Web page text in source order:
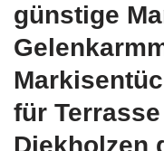
günstige
für
Diekholzen